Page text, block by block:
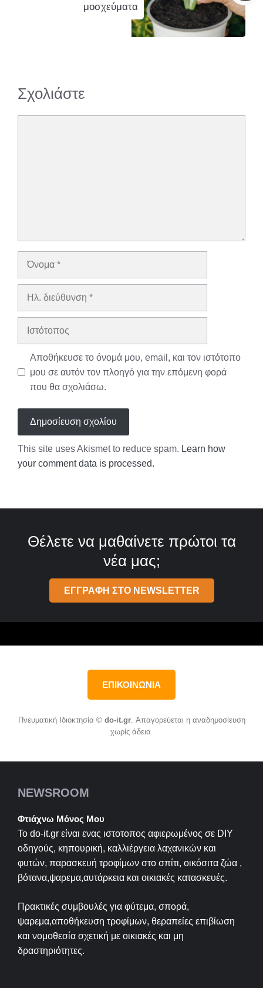
μοσχεύματα
Σχολιάστε
Όνομα
Ηλ.
Ιστότοπος
Αποθήκευσε το όνομά μου, email, και τον ιστότοπο
μου σε αυτόν τον πλοηγό για την επόμενη φορά
που θα σχολιάσω.
This site uses Akismet to reduce spam. Learn how
your comment data is processed.
Θέλετε να μαθαίνετε πρώτοι τα
νέα μας;
ΕΓΓΡΑΦΗ ΣΤΟ NEWSLETTER
ΕΠΙΚΟΙΝΩΝΙΑ
Πνευματική Ιδιοκτησία © do-it.gr. Απαγορεύεται η αναδημοσίευση
χωρίς άδεια.
NEWSROOM
Φτιάχνω Μόνος Μου
Το do-it.gr είναι ενας ιστοτοπος αφιερωμένος σε DIY
οδηγούς, κηπουρική, καλλιέργεια λαχανικών και
φυτών, παρασκευή τροφίμων στο σπίτι, οικόσιτα ζώα ,
βότανα,ψαρεμα,αυτάρκεια και οικιακές κατασκευές.
Πρακτικές συμβουλές για φύτεμα, σπορά,
ψαρεμα,αποθήκευση τροφίμων, θεραπείες επιβίωση
και νομοθεσία σχετική με οικιακές και μη
δραστηριότητες.